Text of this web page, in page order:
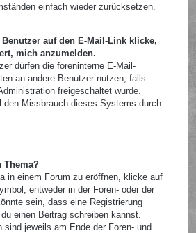
einfach wieder zurücksetzen.
auf den E-Mail-Link klicke,
mich anzumelden.
dürfen die foreninterne E-Mail-
an andere Benutzer nutzen, falls
freigeschaltet wurde.
den Missbrauch dieses Systems durch
Thema?
in einem Forum zu eröffnen, klicke auf
entweder in der Foren- oder der
sein, dass eine Registrierung
einen Beitrag schreiben kannst.
sind jeweils am Ende der Foren- und